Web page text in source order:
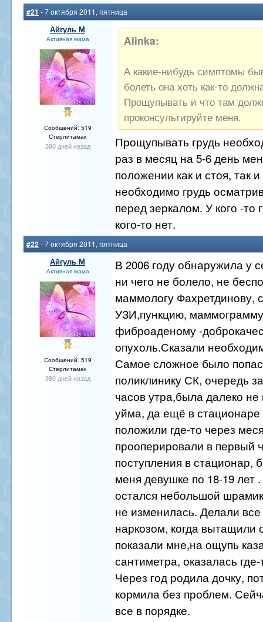
#21 - 7 октября 2011, пятница
Айгуль М
Активная мама
Сообщений: 519
Стерлитамак
380 дней назад
Alinka:
А какие-нибудь симптомы
болеть она хоть как-то
Прощупывать и что там
проконсультируйте меня.
Прощупывать грудь
раз в месяц на 5-6 день
положении как и стоя, так
необходимо грудь
перед зеркалом. У кого -то
кого-то нет.
#22 - 7 октября 2011, пятница
Айгуль М
Активная мама
Сообщений: 519
Стерлитамак
380 дней назад
В 2006 году обнаружила у
ни чего не болело, не
маммологу Фахретдинову,
УЗИ,пункцию,
фиброаденому -
опухоль.Сказали
Самое сложное было
поликлинику СК, очередь
часов утра,была далеко
уйма, да ещё в
положили где-то через
прооперировали в первый
поступления в стационар,
меня девушке по 18-19 лет
остался небольшой
не изменилась. Делали
наркозом, когда вытащили
показали мне,на ощупь
сантиметра, оказалась
Через год родила дочку,
кормила без проблем.
все в порядке.